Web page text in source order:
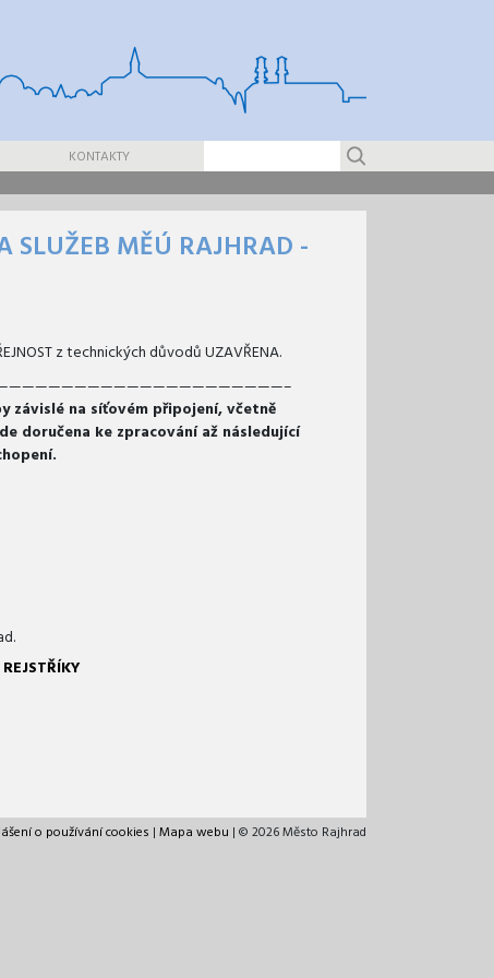
KONTAKTY
SLUŽEB MĚÚ RAJHRAD -
z technických důvodů UZAVŘENA.
závislé na síťovém připojení, včetně
doručena ke zpracování až následující
o používání cookies | Mapa webu | © 2026 Město Rajhrad